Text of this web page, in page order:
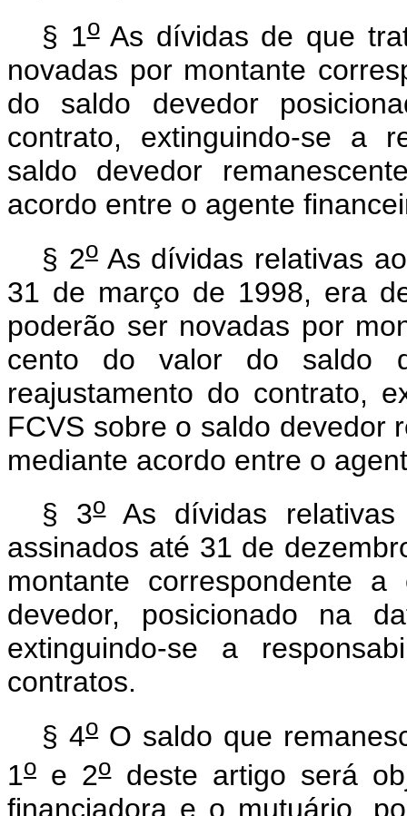
§ 1oAs dívidas de que
novadas por montante
do saldo devedor
contrato, extinguindo-se a
saldo devedor
acordo entre o agente
§ 2oAs dívidas relativas
31 de março de 1998, era
poderão ser novadas por
cento do valor do saldo
reajustamento do contrato,
FCVS sobre o saldo devedor
mediante acordo entre o
§ 3oAs dívidas relativas
assinados até 31 de
montante correspondente
devedor, posicionado na
extinguindo-se a
contratos.
§ 4oO saldo que
1o e 2odeste artigo será
financiadora e o mutuário,